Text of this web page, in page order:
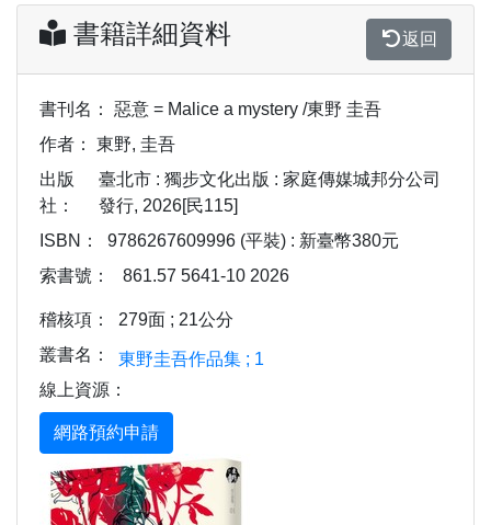
書籍詳細資料 返回
書刊名：
惡意 = Malice a mystery /東野 圭吾
作者：
東野, 圭吾
出版
社：
臺北市 : 獨步文化出版 : 家庭傳媒城邦分公司
發行, 2026[民115]
ISBN：
9786267609996 (平裝) : 新臺幣380元
索書號：
861.57 5641-10 2026
稽核項：
279面 ; 21公分
叢書名：
東野圭吾作品集 ; 1
線上資源：